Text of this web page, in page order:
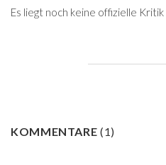
Es liegt noch keine offizielle Kritik
KOMMENTARE(1)